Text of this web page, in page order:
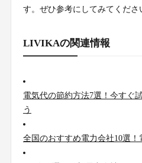
す。ぜひ参考にしてみてくださ
LIVIKAの関連情報
電気代の節約方法7選！今すぐ
う
全国のおすすめ電力会社10選